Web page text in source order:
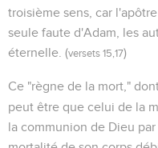
troisième sens, car
seule faute d'Adam, les
éternelle. (versets 15,17)
Ce "règne de la mort,"
peut être que celui de la
la communion de Dieu